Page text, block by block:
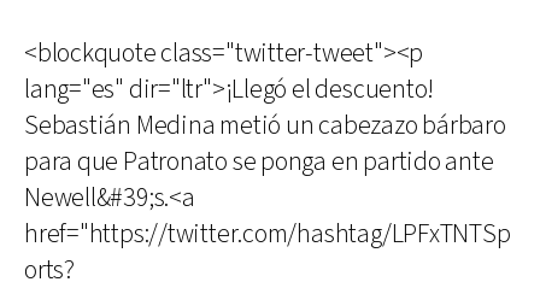
<blockquote class="twitter-tweet"><p
lang="es" dir="ltr">¡Llegó el descuento!
Sebastián Medina metió un cabezazo bárbaro
para que Patronato se ponga en partido ante
Newell&#39;s.<a
href="https://twitter.com/hashtag/LPFxTNTSp
orts?